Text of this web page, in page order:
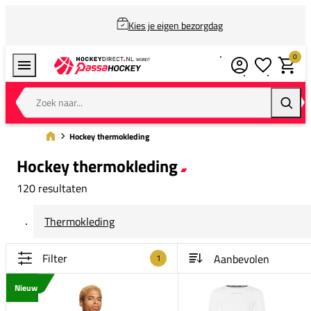
Kies je eigen bezorgdag
Zoek naar...
0
Hockey thermokleding
Hockey thermokleding
120 resultaten
Thermokleding
Filter 1
Nieuw